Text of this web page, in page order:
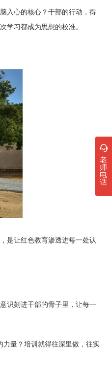
入心的核心？干部的行动，得
学习都成为思想的校准。
是让红色教育渗透进每一处认
识刻进干部的骨子里，让每一
力量？培训就得往深里做，往实
老
师
电
话